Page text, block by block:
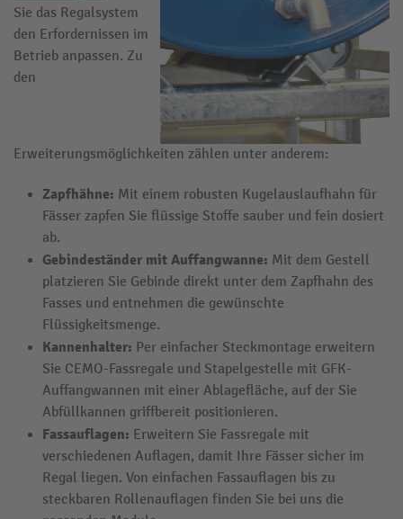
Sie das Regalsystem
den Erfordernissen im
Betrieb anpassen. Zu
den
Erweiterungsmöglichkeiten zählen unter anderem:
Zapfhähne: Mit einem robusten Kugelauslaufhahn für
Fässer zapfen Sie flüssige Stoffe sauber und fein dosiert
ab.
Gebindeständer mit Auffangwanne: Mit dem Gestell
platzieren Sie Gebinde direkt unter dem Zapfhahn des
Fasses und entnehmen die gewünschte
Flüssigkeitsmenge.
Kannenhalter: Per einfacher Steckmontage erweitern
Sie CEMO-Fassregale und Stapelgestelle mit GFK-
Auffangwannen mit einer Ablagefläche, auf der Sie
Abfüllkannen griffbereit positionieren.
Fassauflagen: Erweitern Sie Fassregale mit
verschiedenen Auflagen, damit Ihre Fässer sicher im
Regal liegen. Von einfachen Fassauflagen bis zu
steckbaren Rollenauflagen finden Sie bei uns die